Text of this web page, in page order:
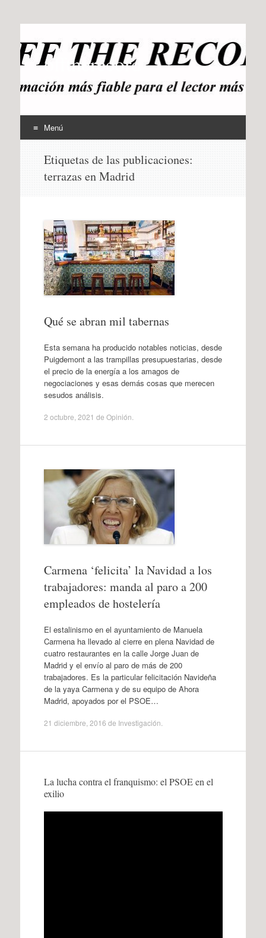
offtherecord
OTR
Menú
contenido
Etiquetas de las publicaciones:
terrazas en Madrid
Qué se abran mil tabernas
Esta semana ha producido notables noticias, desde
Puigdemont a las trampillas presupuestarias, desde
el precio de la energía a los amagos de
negociaciones y esas demás cosas que merecen
sesudos análisis.
2 octubre, 2021 de Opinión
Carmena ‘felicita’ la Navidad a los
trabajadores: manda al paro a 200
empleados de hostelería
El estalinismo en el ayuntamiento de Manuela
Carmena ha llevado al cierre en plena Navidad de
cuatro restaurantes en la calle Jorge Juan de
Madrid y el envío al paro de más de 200
trabajadores. Es la particular felicitación Navideña
de la yaya Carmena y de su equipo de Ahora
Madrid, apoyados por el PSOE…
21 diciembre, 2016 de Investigación
La lucha contra el franquismo: el PSOE en el
exilio